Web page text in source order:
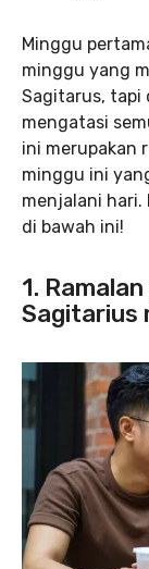
Minggu
minggu yang
Sagitarus, tapi
mengatasi
ini merupakan
minggu ini
menjalani hari.
di bawah ini!
1.
Sagitarius